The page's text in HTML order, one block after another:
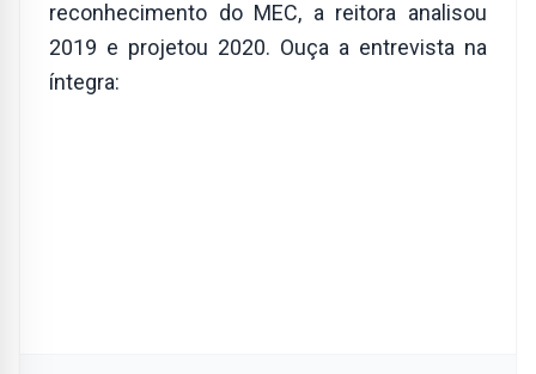
reconhecimento do MEC, a reitora analisou
2019 e projetou 2020. Ouça a entrevista na
íntegra: